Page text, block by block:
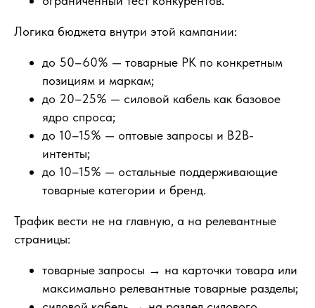
Логика бюджета внутри этой кампании:
до 50–60% — товарные РК по конкретным
позициям и маркам;
до 20–25% — силовой кабель как базовое
ядро спроса;
до 10–15% — оптовые запросы и B2B-
интенты;
до 10–15% — остальные поддерживающие
товарные категории и бренд.
Трафик вести не на главную, а на релевантные
страницы:
товарные запросы → на карточки товара или
максимально релевантные товарные разделы;